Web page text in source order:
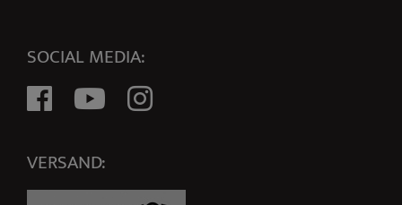
SOCIAL MEDIA:
VERSAND: